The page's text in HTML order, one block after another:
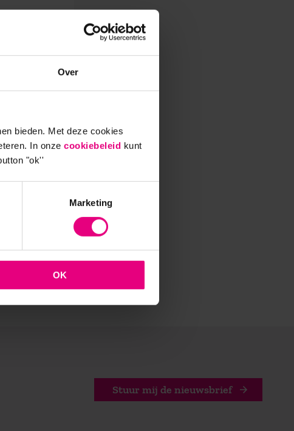
Over
bieden. Met deze cookies
In onze cookiebeleid kunt
"ok''
Marketing
OK
dan
juist niet
Stuur mij de nieuwsbrief